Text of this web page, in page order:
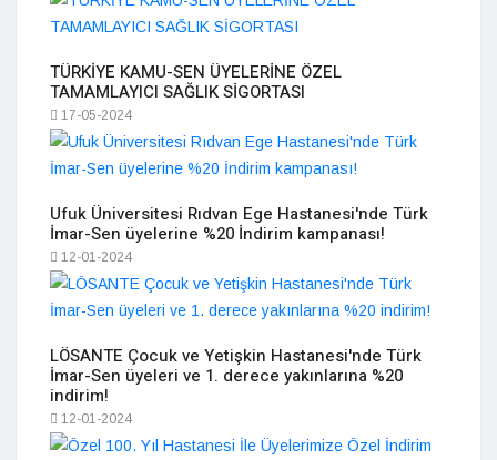
TÜRKİYE KAMU-SEN ÜYELERİNE ÖZEL
TAMAMLAYICI SAĞLIK SİGORTASI
17-05-2024
Ufuk Üniversitesi Rıdvan Ege Hastanesi'nde Türk
İmar-Sen üyelerine %20 İndirim kampanası!
12-01-2024
LÖSANTE Çocuk ve Yetişkin Hastanesi'nde Türk
İmar-Sen üyeleri ve 1. derece yakınlarına %20
indirim!
12-01-2024